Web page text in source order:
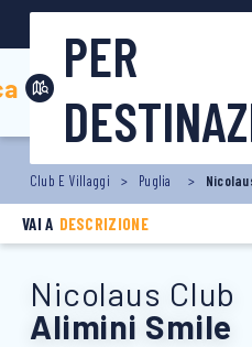
PER
Club E Villaggi Puglia
VAI A DESCRIZIONE
Nicolaus Club
Alimini Smile